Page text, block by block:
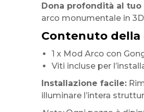
Dona profondità al
arco monumentale in
Contenuto della
1 x Mod Arco con
Viti incluse per
Installazione facile:
illuminare l’intera